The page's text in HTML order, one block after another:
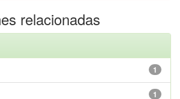
relacionadas
1
1